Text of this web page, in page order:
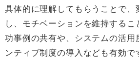
具体的に理解してもらうことで、
し、モチベーションを維持するこ
功事例の共有や、システムの活用
ンティブ制度の導入なども有効で